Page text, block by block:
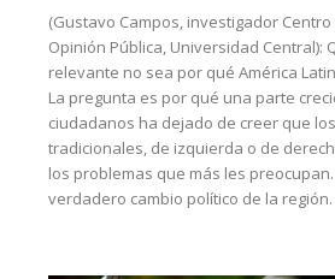
(Gustavo Campos, investigador
Opinión Pública, Universidad Central):
relevante no sea por qué América
La pregunta es por qué una parte
ciudadanos ha dejado de creer que
tradicionales, de izquierda o de
los problemas que más les
verdadero cambio político de la región.